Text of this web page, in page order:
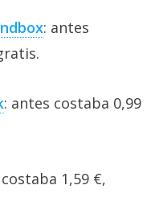
: antes
: antes costaba 0,99
1,59 €,